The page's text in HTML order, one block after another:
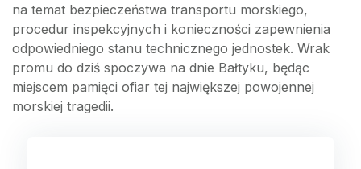
na temat bezpieczeństwa transportu morskiego,
procedur inspekcyjnych i konieczności zapewnienia
odpowiedniego stanu technicznego jednostek. Wrak
promu do dziś spoczywa na dnie Bałtyku, będąc
miejscem pamięci ofiar tej największej powojennej
morskiej tragedii.